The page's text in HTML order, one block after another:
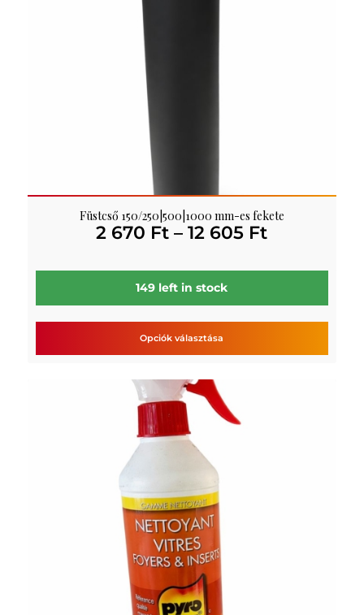
Füstcső 150/250|500|1000 mm-es fekete
2 670 Ft – 12 605 Ft
670 Ft
12
149 left in stock
Opciók választása